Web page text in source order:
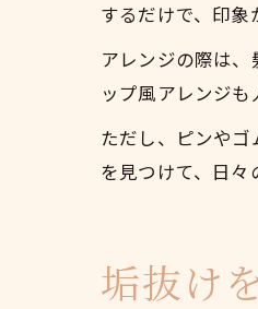
するだけで、印象
アレンジの際は
ップ風アレンジ
ただし、ピンや
を見つけて、日々
垢抜け